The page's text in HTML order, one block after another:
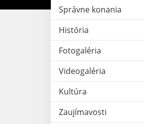
Správne konania
História
Fotogaléria
Videogaléria
Kultúra
Zaujímavosti
25. MÁJ 2026
Rozvoz pizze -
SALANČANKA